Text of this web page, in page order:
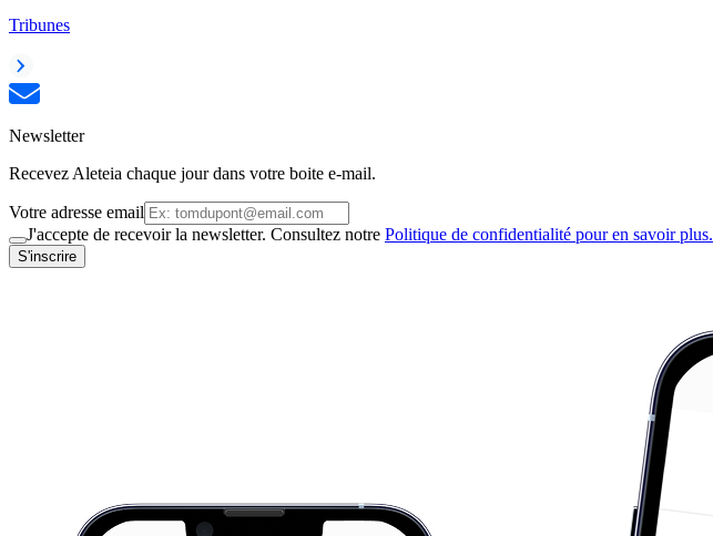
Tribunes
Newsletter
Recevez Aleteia chaque jour dans votre boite e-mail.
Votre adresse email
J'accepte de recevoir la newsletter. Consultez notre Politique de confidentialité pour en savoir plus.
S'inscrire